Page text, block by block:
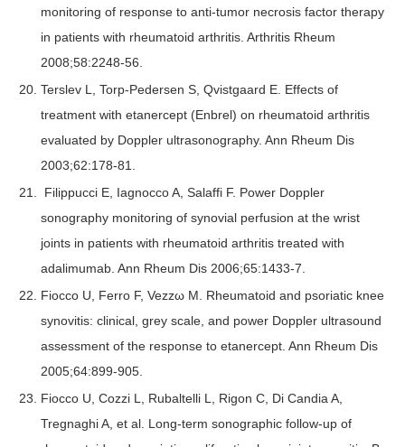
monitoring of response to anti-tumor necrosis factor therapy
in patients with rheumatoid arthritis. Arthritis Rheum
2008;58:2248-56.
Terslev L, Torp-Pedersen S, Qvistgaard E. Effects of
treatment with etanercept (Enbrel) on rheumatoid arthritis
evaluated by Doppler ultrasonography. Ann Rheum Dis
2003;62:178-81.
Filippucci E, Iagnocco A, Salaffi F. Power Doppler
sonography monitoring of synovial perfusion at the wrist
joints in patients with rheumatoid arthritis treated with
adalimumab. Ann Rheum Dis 2006;65:1433-7.
Fiocco U, Ferro F, Vezzω M. Rheumatoid and psoriatic knee
synovitis: clinical, grey scale, and power Doppler ultrasound
assessment of the response to etanercept. Ann Rheum Dis
2005;64:899-905.
Fiocco U, Cozzi L, Rubaltelli L, Rigon C, Di Candia A,
Tregnaghi A, et al. Long-term sonographic follow-up of